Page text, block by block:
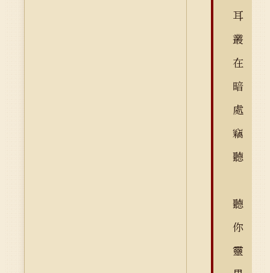
耳
叢
在
暗
處
竊
聽
聽
你
靈